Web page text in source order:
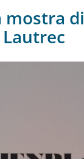
mostra di